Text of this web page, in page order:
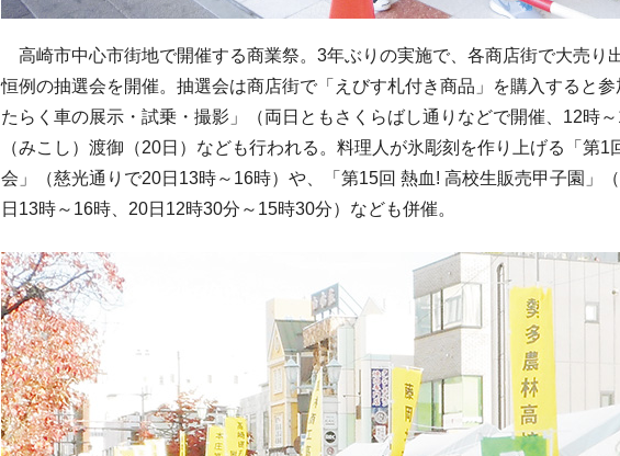
高崎市中心市街地で開催する商業祭。3年ぶりの実施で、各商店街で大売り
恒例の抽選会を開催。抽選会は商店街で「えびす札付き商品」を購入すると
たらく車の展示・試乗・撮影」（両日ともさくらばし通りなどで開催、12時
（みこし）渡御（20日）なども行われる。料理人が氷彫刻を作り上げる「第1
会」（慈光通りで20日13時～16時）や、「第15回 熱血! 高校生販売甲子園」
日13時～16時、20日12時30分～15時30分）なども併催。